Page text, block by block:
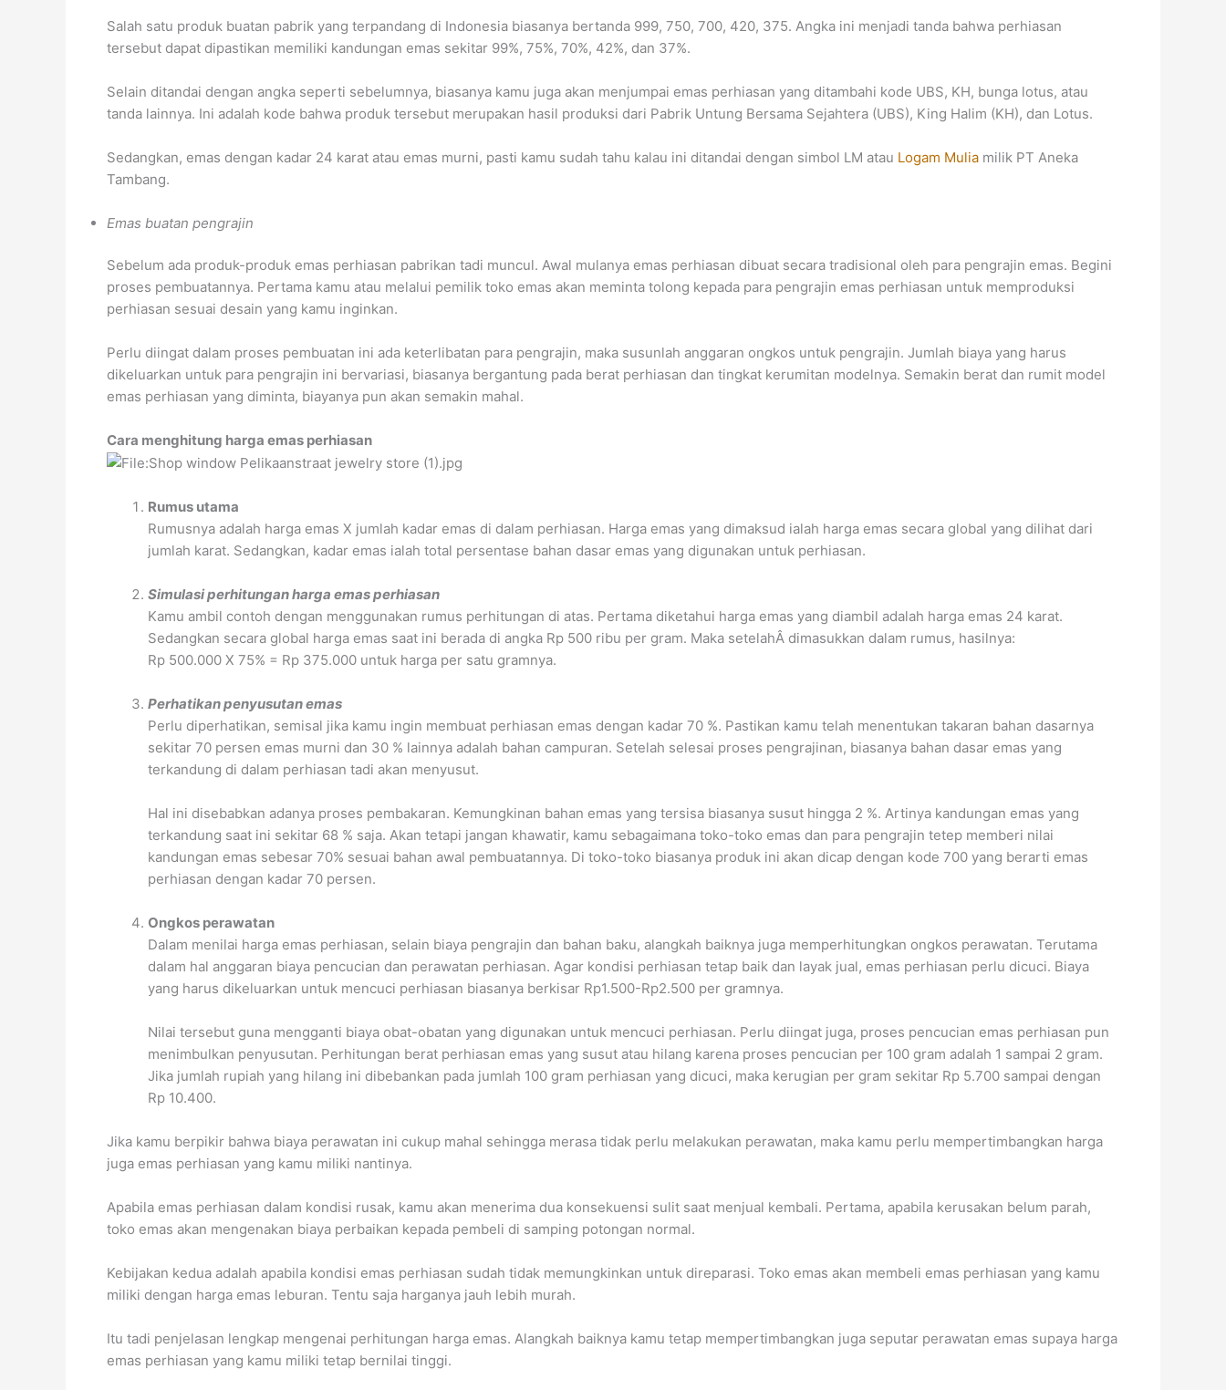
Salah satu produk buatan pabrik yang terpandang di Indonesia biasanya bertanda 999, 750, 700, 420, 375. Angka ini menjadi tanda bahwa perhiasan
tersebut dapat dipastikan memiliki kandungan emas sekitar 99%, 75%, 70%, 42%, dan 37%.
Selain ditandai dengan angka seperti sebelumnya, biasanya kamu juga akan menjumpai emas perhiasan yang ditambahi kode UBS, KH, bunga lotus, atau
tanda lainnya. Ini adalah kode bahwa produk tersebut merupakan hasil produksi dari Pabrik Untung Bersama Sejahtera (UBS), King Halim (KH), dan Lotus.
Sedangkan, emas dengan kadar 24 karat atau emas murni, pasti kamu sudah tahu kalau ini ditandai dengan simbol LM atau Logam Mulia milik PT Aneka
Tambang.
Emas buatan pengrajin
Sebelum ada produk-produk emas perhiasan pabrikan tadi muncul. Awal mulanya emas perhiasan dibuat secara tradisional oleh para pengrajin emas. Begini
proses pembuatannya. Pertama kamu atau melalui pemilik toko emas akan meminta tolong kepada para pengrajin emas perhiasan untuk memproduksi
perhiasan sesuai desain yang kamu inginkan.
Perlu diingat dalam proses pembuatan ini ada keterlibatan para pengrajin, maka susunlah anggaran ongkos untuk pengrajin. Jumlah biaya yang harus
dikeluarkan untuk para pengrajin ini bervariasi, biasanya bergantung pada berat perhiasan dan tingkat kerumitan modelnya. Semakin berat dan rumit model
emas perhiasan yang diminta, biayanya pun akan semakin mahal.
Cara menghitung harga emas perhiasan
Rumus utama
Rumusnya adalah harga emas X jumlah kadar emas di dalam perhiasan. Harga emas yang dimaksud ialah harga emas secara global yang dilihat dari
jumlah karat. Sedangkan, kadar emas ialah total persentase bahan dasar emas yang digunakan untuk perhiasan.
Simulasi perhitungan harga emas perhiasan
Kamu ambil contoh dengan menggunakan rumus perhitungan di atas. Pertama diketahui harga emas yang diambil adalah harga emas 24 karat.
Sedangkan secara global harga emas saat ini berada di angka Rp 500 ribu per gram. Maka setelahÂ dimasukkan dalam rumus, hasilnya:
Rp 500.000 X 75% = Rp 375.000 untuk harga per satu gramnya.
Perhatikan penyusutan emas
Perlu diperhatikan, semisal jika kamu ingin membuat perhiasan emas dengan kadar 70 %. Pastikan kamu telah menentukan takaran bahan dasarnya
sekitar 70 persen emas murni dan 30 % lainnya adalah bahan campuran. Setelah selesai proses pengrajinan, biasanya bahan dasar emas yang
terkandung di dalam perhiasan tadi akan menyusut.
Hal ini disebabkan adanya proses pembakaran. Kemungkinan bahan emas yang tersisa biasanya susut hingga 2 %. Artinya kandungan emas yang
terkandung saat ini sekitar 68 % saja. Akan tetapi jangan khawatir, kamu sebagaimana toko-toko emas dan para pengrajin tetep memberi nilai
kandungan emas sebesar 70% sesuai bahan awal pembuatannya. Di toko-toko biasanya produk ini akan dicap dengan kode 700 yang berarti emas
perhiasan dengan kadar 70 persen.
Ongkos perawatan
Dalam menilai harga emas perhiasan, selain biaya pengrajin dan bahan baku, alangkah baiknya juga memperhitungkan ongkos perawatan. Terutama
dalam hal anggaran biaya pencucian dan perawatan perhiasan. Agar kondisi perhiasan tetap baik dan layak jual, emas perhiasan perlu dicuci. Biaya
yang harus dikeluarkan untuk mencuci perhiasan biasanya berkisar Rp1.500-Rp2.500 per gramnya.
Nilai tersebut guna mengganti biaya obat-obatan yang digunakan untuk mencuci perhiasan. Perlu diingat juga, proses pencucian emas perhiasan pun
menimbulkan penyusutan. Perhitungan berat perhiasan emas yang susut atau hilang karena proses pencucian per 100 gram adalah 1 sampai 2 gram.
Jika jumlah rupiah yang hilang ini dibebankan pada jumlah 100 gram perhiasan yang dicuci, maka kerugian per gram sekitar Rp 5.700 sampai dengan
Rp 10.400.
Jika kamu berpikir bahwa biaya perawatan ini cukup mahal sehingga merasa tidak perlu melakukan perawatan, maka kamu perlu mempertimbangkan harga
juga emas perhiasan yang kamu miliki nantinya.
Apabila emas perhiasan dalam kondisi rusak, kamu akan menerima dua konsekuensi sulit saat menjual kembali. Pertama, apabila kerusakan belum parah,
toko emas akan mengenakan biaya perbaikan kepada pembeli di samping potongan normal.
Kebijakan kedua adalah apabila kondisi emas perhiasan sudah tidak memungkinkan untuk direparasi. Toko emas akan membeli emas perhiasan yang kamu
miliki dengan harga emas leburan. Tentu saja harganya jauh lebih murah.
Itu tadi penjelasan lengkap mengenai perhitungan harga emas. Alangkah baiknya kamu tetap mempertimbangkan juga seputar perawatan emas supaya harga
emas perhiasan yang kamu miliki tetap bernilai tinggi.